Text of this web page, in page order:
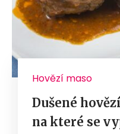
Hovězí maso
Dušené
na které se